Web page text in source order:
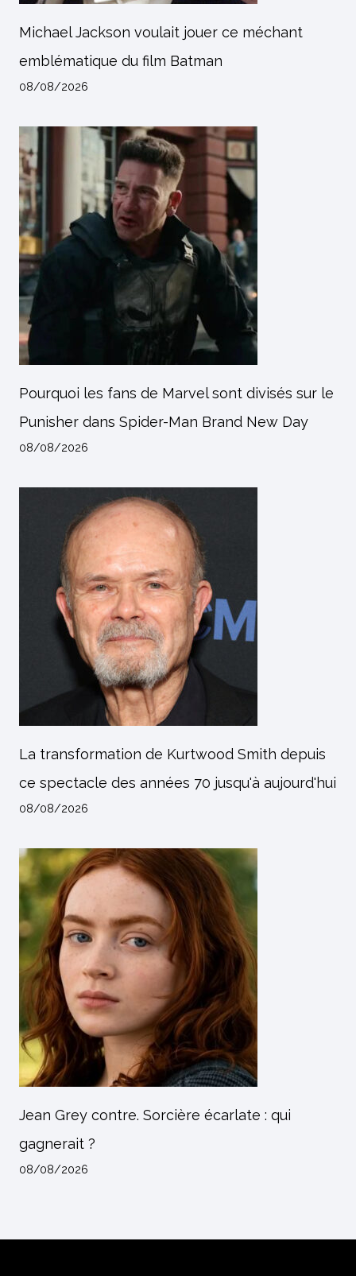
Michael Jackson voulait jouer ce méchant
emblématique du film Batman
08/08/2026
Pourquoi les fans de Marvel sont divisés sur le
Punisher dans Spider-Man Brand New Day
08/08/2026
La transformation de Kurtwood Smith depuis
ce spectacle des années 70 jusqu'à aujourd'hui
08/08/2026
Jean Grey contre. Sorcière écarlate : qui
gagnerait ?
08/08/2026